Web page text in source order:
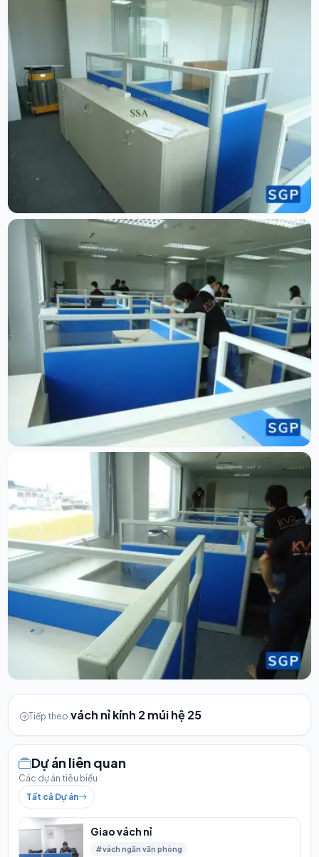
Tiếp theo vách nỉ kính 2 múi hệ 25
Dự án liên quan
Các dự án tiêu biểu
Tất cả Dự án
Giao vách nỉ
#vách ngăn văn phòng